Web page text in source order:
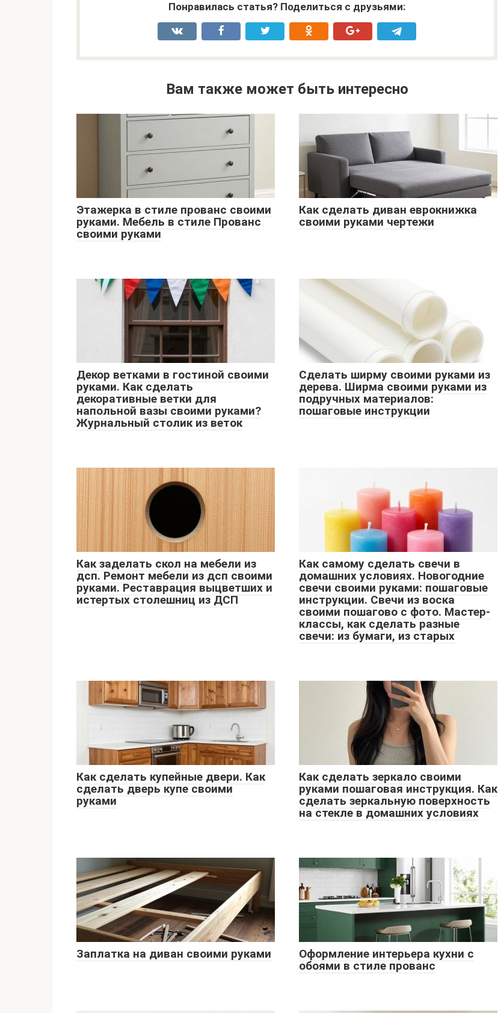
Понравилась статья? Поделиться с друзьями:
Вам также может быть интересно
Этажерка в стиле прованс своими
руками. Мебель в стиле Прованс
своими руками
Как сделать диван еврокнижка
своими руками чертежи
Декор ветками в гостиной своими
руками. Как сделать
декоративные ветки для
напольной вазы своими руками?
Журнальный столик из веток
Сделать ширму своими руками из
дерева. Ширма своими руками из
подручных материалов:
пошаговые инструкции
Как заделать скол на мебели из
дсп. Ремонт мебели из дсп своими
руками. Реставрация выцветших и
истертых столешниц из ДСП
Как самому сделать свечи в
домашних условиях. Новогодние
свечи своими руками: пошаговые
инструкции. Свечи из воска
своими пошагово с фото. Мастер-
классы, как сделать разные
свечи: из бумаги, из старых
Как сделать купейные двери. Как
сделать дверь купе своими
руками
Как сделать зеркало своими
руками пошаговая инструкция. Как
сделать зеркальную поверхность
на стекле в домашних условиях
Заплатка на диван своими руками
Оформление интерьера кухни с
обоями в стиле прованс